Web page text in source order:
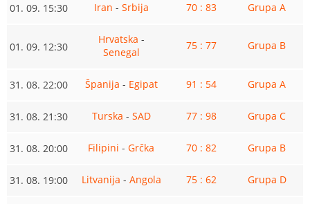
01. 09. 15:30 Iran - Srbija 70 : 83 Grupa A
01. 09. 12:30
Hrvatska -
Senegal
75 : 77 Grupa B
31. 08. 22:00 Španija - Egipat 91 : 54 Grupa A
31. 08. 21:30 Turska - SAD 77 : 98 Grupa C
31. 08. 20:00 Filipini - Grčka 70 : 82 Grupa B
31. 08. 19:00 Litvanija - Angola 75 : 62 Grupa D